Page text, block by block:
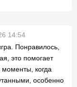
14:54
Понравилось,
это помогает
моменты, когда
особенно